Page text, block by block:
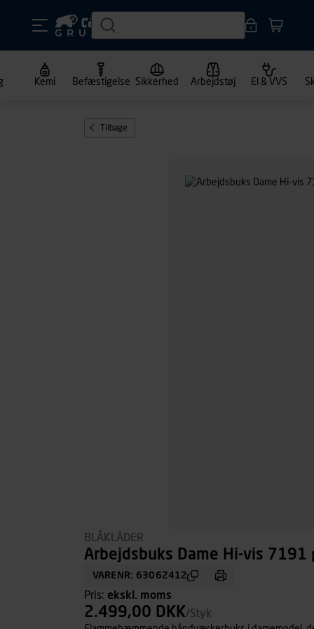
Kemi Befæstigelse Sikkerhed Arbejdstøj El & VVS
Tilbage
BLÅKLÄDER
Arbejdsbuks Dame Hi-vis 7191
VARENR: 63062412
Pris: ekskl. moms
2.499,00 DKK/Styk